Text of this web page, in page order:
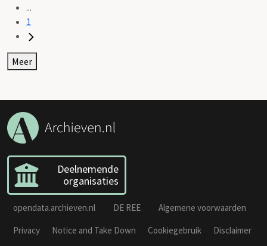
...
1
Meer
Deelnemende
organisaties
opendata.archieven.nl DE REE
Algemene voorwaarden
Privacy
Notice and Take Down Cookiegebruik
Disclaimer